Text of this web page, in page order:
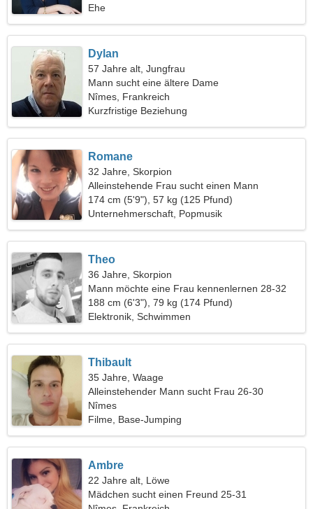
Ehe
Dylan
57 Jahre alt, Jungfrau
Mann sucht eine ältere Dame
Nîmes, Frankreich
Kurzfristige Beziehung
Romane
32 Jahre, Skorpion
Alleinstehende Frau sucht einen Mann
174 cm (5'9"), 57 kg (125 Pfund)
Unternehmerschaft, Popmusik
Theo
36 Jahre, Skorpion
Mann möchte eine Frau kennenlernen 28-32
188 cm (6'3"), 79 kg (174 Pfund)
Elektronik, Schwimmen
Thibault
35 Jahre, Waage
Alleinstehender Mann sucht Frau 26-30
Nîmes
Filme, Base-Jumping
Ambre
22 Jahre alt, Löwe
Mädchen sucht einen Freund 25-31